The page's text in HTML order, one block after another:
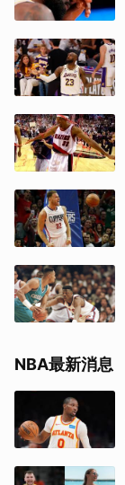
NBA最新消息